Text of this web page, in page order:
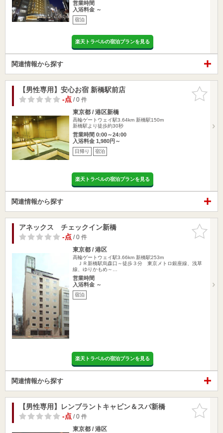
営業時間
入浴料金 ～
宿泊
楽天トラベルの宿泊プランを見る
関連情報から探す
お気に入
りに追加
【男性専用】安心お宿 新橋駅前店
-点/ 0 件
東京都 / 港区新橋
高輪ゲートウェイ駅3.64km 新橋駅150m
新橋駅より徒歩約30秒
営業時間 0:00～24:00
入浴料金 1,980円～
日帰り 宿泊
楽天トラベルの宿泊プランを見る
関連情報から探す
お気に入
りに追加
アネックス チェックイン新橋
-点/ 0 件
東京都 / 港区
高輪ゲートウェイ駅3.66km 新橋駅253m
ＪＲ新橋駅烏森口～徒歩３分 東京メトロ銀座線、浅草
線、ゆりかもめ～…
営業時間
入浴料金 ～
宿泊
楽天トラベルの宿泊プランを見る
関連情報から探す
お気に入
りに追加
【男性専用】レンブラントキャビン＆スパ新橋
-点/ 0 件
東京都 / 港区